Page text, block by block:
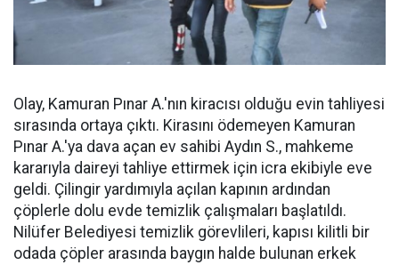
Olay, Kamuran Pınar A.'nın kiracısı olduğu evin tahliyesi
sırasında ortaya çıktı. Kirasını ödemeyen Kamuran
Pınar A.'ya dava açan ev sahibi Aydın S., mahkeme
kararıyla daireyi tahliye ettirmek için icra ekibiyle eve
geldi. Çilingir yardımıyla açılan kapının ardından
çöplerle dolu evde temizlik çalışmaları başlatıldı.
Nilüfer Belediyesi temizlik görevlileri, kapısı kilitli bir
odada çöpler arasında baygın halde bulunan erkek